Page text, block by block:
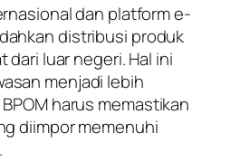
dan platform e-
distribusi produk
dari luar negeri. Hal ini
menjadi lebih
harus memastikan
diimpor memenuhi